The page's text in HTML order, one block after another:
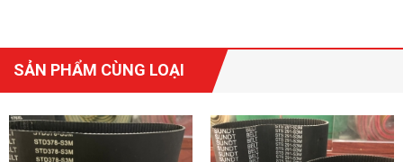
SẢN PHẨM CÙNG LOẠI